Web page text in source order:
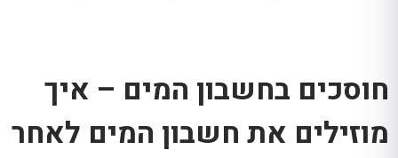
חוסכים בחשבון המים – איך
מוזילים את חשבון המים לאחר